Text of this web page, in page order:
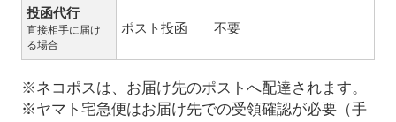
投函代行
直接相手に届け
る場合
ポスト投函 不要
※ネコポスは、お届け先のポストへ配達されます。
※ヤマト宅急便はお届け先での受領確認が必要（手